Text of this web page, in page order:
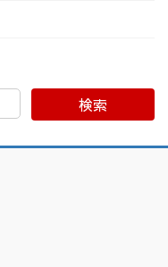
検索